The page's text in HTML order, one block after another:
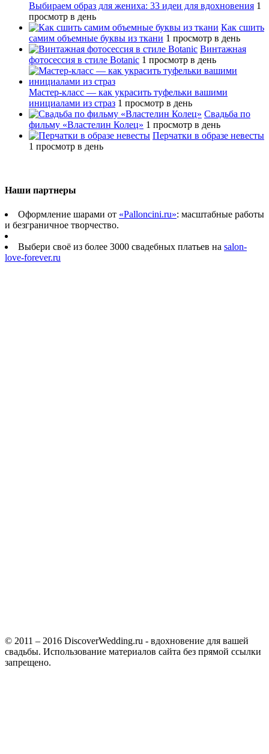
Выбираем образ для жениха: 33 идеи для вдохновения 1
просмотр в день
Как сшить
самим объемные буквы из ткани 1 просмотр в день
Винтажная
фотосессия в стиле Botanic 1 просмотр в день
Мастер-класс — как украсить туфельки вашими
инициалами из страз 1 просмотр в день
Свадьба по
фильму «Властелин Колец» 1 просмотр в день
Перчатки в образе невесты
1 просмотр в день
Наши партнеры
Оформление шарами от «Palloncini.ru»: масштабные работы
и безграничное творчество.
Выбери своё из более 3000 свадебных платьев на salon-
love-forever.ru
© 2011 – 2016 DiscoverWedding.ru - вдохновение для вашей
свадьбы. Использование материалов сайта без прямой ссылки
запрещено.